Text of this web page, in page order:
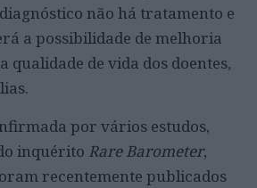
não há tratamento e
a possibilidade de melhoria
qualidade de vida dos doentes,
por vários estudos,
inquérito Rare Barometer,
recentemente publicados